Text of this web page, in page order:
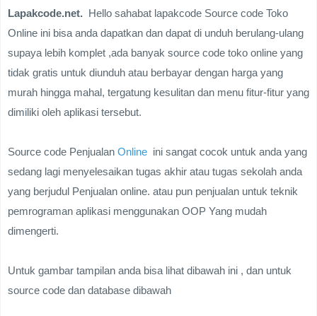
Lapakcode.net. Hello sahabat lapakcode Source code Toko
Online ini bisa anda dapatkan dan dapat di unduh berulang-ulang
supaya lebih komplet ,ada banyak source code toko online yang
tidak gratis untuk diunduh atau berbayar dengan harga yang
murah hingga mahal, tergatung kesulitan dan menu fitur-fitur yang
dimiliki oleh aplikasi tersebut.
Source code Penjualan Online ini sangat cocok untuk anda yang
sedang lagi menyelesaikan tugas akhir atau tugas sekolah anda
yang berjudul Penjualan online. atau pun penjualan untuk teknik
pemrograman aplikasi menggunakan OOP Yang mudah
dimengerti.
Untuk gambar tampilan anda bisa lihat dibawah ini , dan untuk
source code dan database dibawah